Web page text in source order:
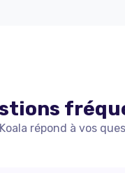
répond à vos